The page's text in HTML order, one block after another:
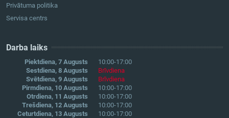
Privātuma politika
Servisa centrs
Darba laiks
Piektdiena, 7 Augusts
10:00-17:00
Sestdiena, 8 Augusts
Brīvdiena
Svētdiena, 9 Augusts
Brīvdiena
Pirmdiena, 10 Augusts
10:00-17:00
Otrdiena, 11 Augusts
10:00-17:00
Trešdiena, 12 Augusts
10:00-17:00
Ceturtdiena, 13 Augusts
10:00-17:00